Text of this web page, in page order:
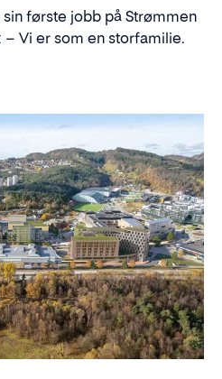
første jobb på Strømmen
– Vi er som en storfamilie.